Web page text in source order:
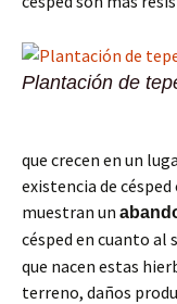
Plantación de
que crecen en un
existencia de
muestran un
césped en cuanto al
que nacen estas
terreno, daños